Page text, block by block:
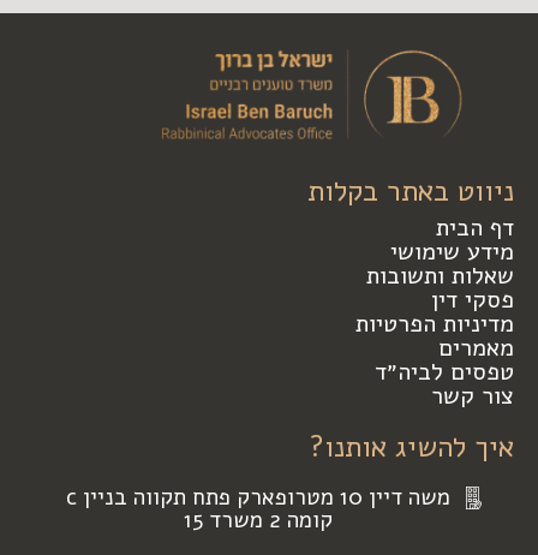
ניווט באתר בקלות
דף הבית
מידע שימושי
שאלות ותשובות
פסקי דין
מדיניות הפרטיות
מאמרים
טפסים לביה״ד
צור קשר
איך להשיג אותנו?
משה דיין 10 מטרופארק פתח תקווה בניין c
קומה 2 משרד 15